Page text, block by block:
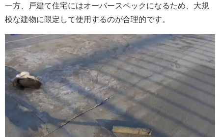
一方、戸建て住宅にはオーバースペックになるため、大規
模な建物に限定して使用するのが合理的です。